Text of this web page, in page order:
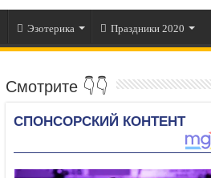
Эзотерика Праздники 2020
Смотрите 👇👇